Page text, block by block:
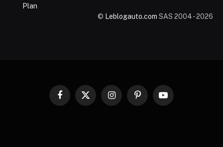
Plan
© Leblogauto.com SAS 2004 - 2026
Facebook
X
InstagramPinterestYouTube